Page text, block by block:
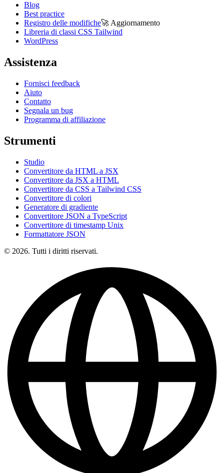
Blog
Best practice
Registro delle modifiche🚀 Aggiornamento
Libreria di classi CSS Tailwind
WordPress
Assistenza
Fornisci feedback
Aiuto
Contatto
Segnala un bug
Programma di affiliazione
Strumenti
Studio
Convertitore da HTML a JSX
Convertitore da JSX a HTML
Convertitore da CSS a Tailwind CSS
Convertitore di colori
Generatore di gradiente
Convertitore JSON a TypeScript
Convertitore di timestamp Unix
Formattatore JSON
© 2026. Tutti i diritti riservati.